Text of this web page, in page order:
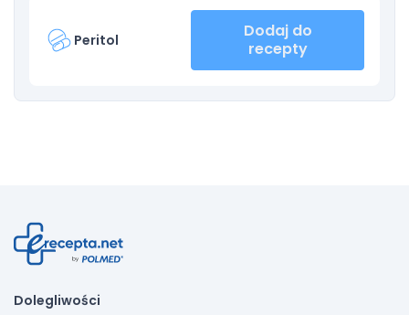
Peritol
Dodaj do
recepty
Dolegliwości